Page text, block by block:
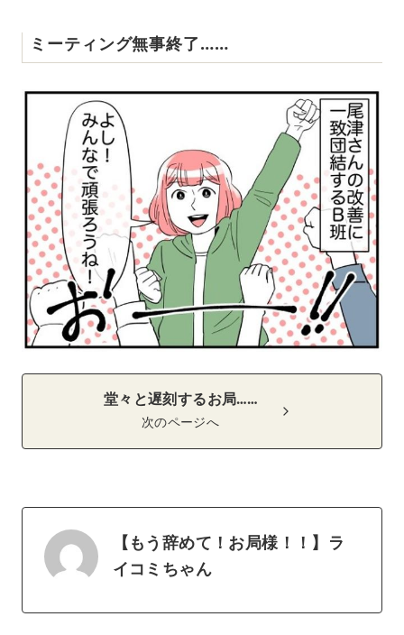
ミーティング無事終了……
堂々と遅刻するお局……
次のページへ
【もう辞めて！お局様！！】ラ
イコミちゃん